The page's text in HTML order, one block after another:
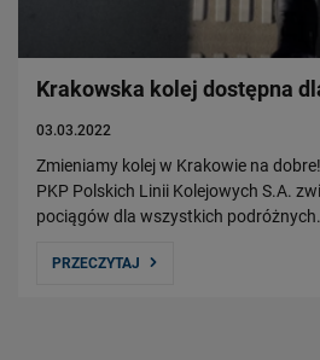
Krakowska kolej dostępna
03.03.2022
Zmieniamy kolej w Krakowie na
PKP Polskich Linii Kolejowych S.A.
pociągów dla wszystkich podróżnych.
PRZECZYTAJ